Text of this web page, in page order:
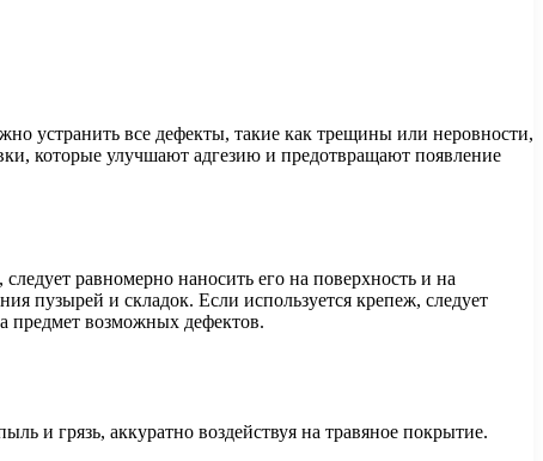
устранить все дефекты, такие как трещины или неровности,
которые улучшают адгезию и предотвращают появление
равномерно наносить его на поверхность и на
пузырей и складок. Если используется крепеж, следует
предмет возможных дефектов.
и грязь, аккуратно воздействуя на травяное покрытие.